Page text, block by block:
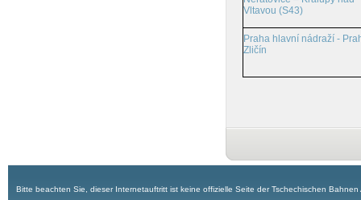
Vltavou (S43)
Praha hlavní nádraží -
Zličín
Bitte beachten Sie, dieser Internetauftritt ist keine offizielle Seite der Tschechischen